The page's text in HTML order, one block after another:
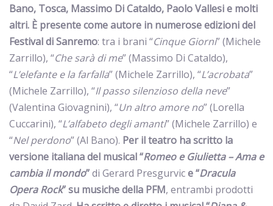
Bano, Tosca, Massimo Di Cataldo, Paolo Vallesi e molti
altri. È presente come autore in numerose edizioni del
Festival di Sanremo: tra i brani “Cinque Giorni” (Michele
Zarrillo), “Che sarà di me” (Massimo Di Cataldo),
“L’elefante e la farfalla” (Michele Zarrillo), “L’acrobata”
(Michele Zarrillo), “Il passo silenzioso della neve”
(Valentina Giovagnini), “Un altro amore no” (Lorella
Cuccarini), “L’alfabeto degli amanti” (Michele Zarrillo) e
“Nel perdono” (Al Bano). Per il teatro ha scritto la
versione italiana del musical “Romeo e Giulietta – Ama e
cambia il mondo”di Gerard Presgurvice “Dracula
Opera Rock” su musiche della PFM, entrambi prodotti